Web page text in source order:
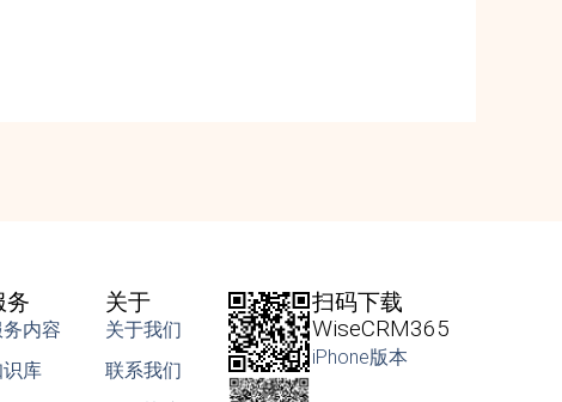
务
务内容
库
关于
关于我们
联系我们
扫码下载
WiseCRM365
iPhone版本